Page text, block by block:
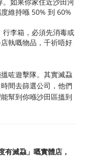
維持喺 50% 到 60%
行李箱，必須先消毒或
執嘅物品，千祈唔好
咗遊擊隊。其實滅蝨
間去篩選公司，他們
幫到你喺沙田區搵到
有滅蝨」嘅實體店，